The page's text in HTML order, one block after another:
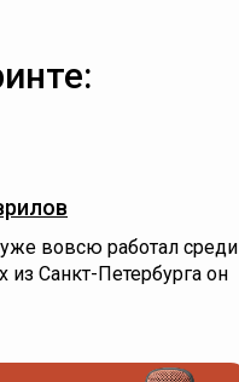
вовсю работал среди
из Санкт-Петербурга он